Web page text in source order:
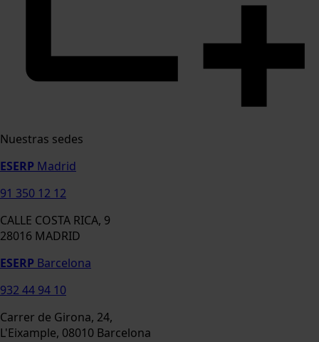
Nuestras sedes
ESERP Madrid
91 350 12 12
CALLE COSTA RICA, 9
28016 MADRID
ESERP Barcelona
932 44 94 10
Carrer de Girona, 24,
L'Eixample, 08010 Barcelona